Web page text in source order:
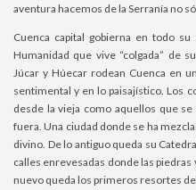
aventura hacemos de la Serranía no
Cuenca capital gobierna en todo
Humanidad que vive “colgada” de
Júcar y Húecar rodean Cuenca en
sentimental y en lo paisajístico. Los
desde la vieja como aquellos que
fuera. Una ciudad donde se ha
divino. De lo antiguo queda su
calles enrevesadas donde las
nuevo queda los primeros resortes